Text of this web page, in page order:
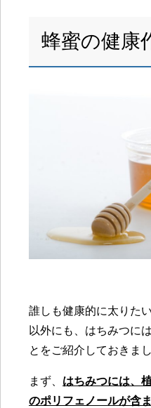
蜂蜜の健康
誰しも健康的に太りた
以外にも、はちみつに
とをご紹介しておきまし
まず、 はちみつには、
のポリフェノールが含